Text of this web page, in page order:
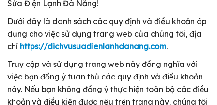
Sửa Điện Lạnh Đà Nẵng!
Dưới đây là danh sách các quy định và điều khoản áp
dụng cho việc sử dụng trang web của chúng tôi, địa
chỉ https://dichvusuadienlanhdanang.com.
Truy cập và sử dụng trang web này đồng nghĩa với
việc bạn đồng ý tuân thủ các quy định và điều khoản
này. Nếu bạn không đồng ý thực hiện toàn bộ các điều
khoản và điều kiện được nêu trên trang này, chúng tôi